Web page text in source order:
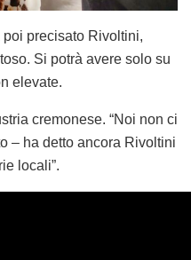
precisato Rivoltini,
Si potrà avere solo su
elevate.
cremonese. “Noi non ci
– ha detto ancora Rivoltini
locali”.